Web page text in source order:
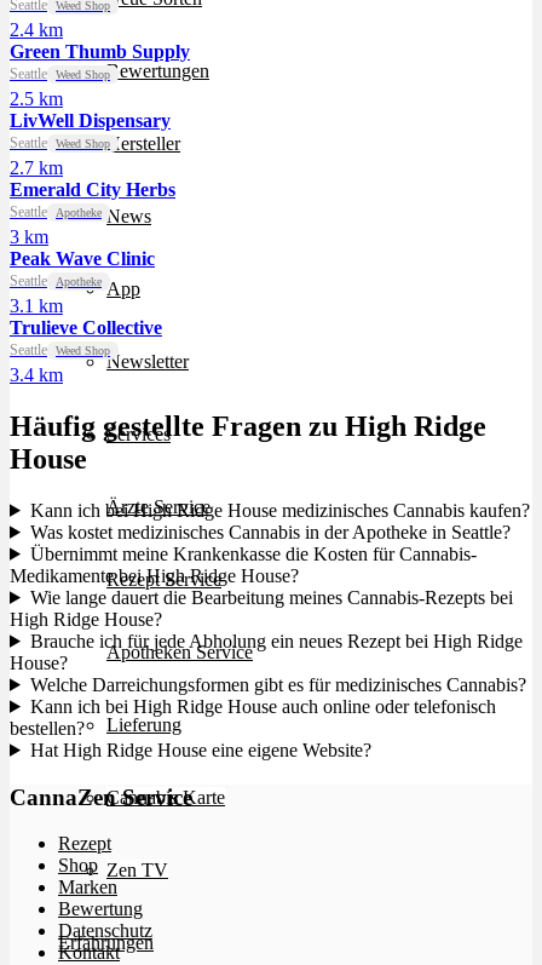
Bewertungen
Hersteller
News
App
Newsletter
Services
Ärzte Service
Rezept Service
Apotheken Service
Lieferung
Cannabis Karte
Zen TV
Erfahrungen
Seattle Weed Shop
2.4 km
Green Thumb Supply
Seattle Weed Shop
2.5 km
LivWell Dispensary
Seattle Weed Shop
2.7 km
Emerald City Herbs
Seattle Apotheke
3 km
Peak Wave Clinic
Seattle Apotheke
3.1 km
Trulieve Collective
Seattle Weed Shop
3.4 km
Häufig gestellte Fragen zu High Ridge
House
Kann ich bei High Ridge House medizinisches Cannabis kaufen?
Was kostet medizinisches Cannabis in der Apotheke in Seattle?
Übernimmt meine Krankenkasse die Kosten für Cannabis-
Medikamente bei High Ridge House?
Wie lange dauert die Bearbeitung meines Cannabis-Rezepts bei
High Ridge House?
Brauche ich für jede Abholung ein neues Rezept bei High Ridge
House?
Welche Darreichungsformen gibt es für medizinisches Cannabis?
Kann ich bei High Ridge House auch online oder telefonisch
bestellen?
Hat High Ridge House eine eigene Website?
CannaZen Service
Rezept
Shop
Marken
Bewertung
Datenschutz
Kontakt